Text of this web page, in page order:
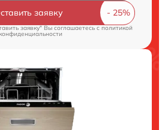
заявку
заявку" Вы соглашаетесь cполитикой